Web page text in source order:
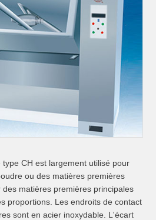
CH est largement utilisé pour
ou des matières premières
matières premières principales
proportions. Les endroits de contact
sont en acier inoxydable. L'écart